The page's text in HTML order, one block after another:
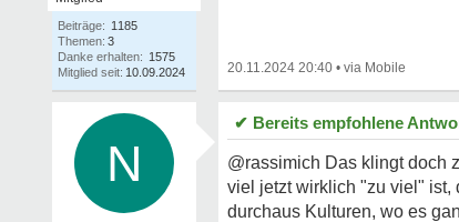
Beiträge: 1185
Themen: 3
Danke erhalten: 1575
Mitglied seit: 10.09.2024 20.11.2024 20:40 •
N
✔ Bereits empfohlene
@rassimich Das klingt doch
viel jetzt wirklich "zu viel" ist,
durchaus Kulturen, wo es